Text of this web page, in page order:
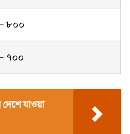
৮০০
৭০০
যাওয়া